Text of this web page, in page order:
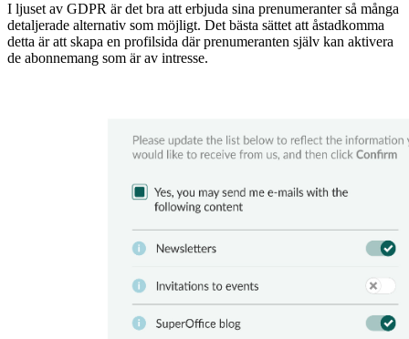
I ljuset av GDPR är det bra att erbjuda sina prenumeranter så många
detaljerade alternativ som möjligt. Det bästa sättet att åstadkomma
detta är att skapa en profilsida där prenumeranten själv kan aktivera
de abonnemang som är av intresse.